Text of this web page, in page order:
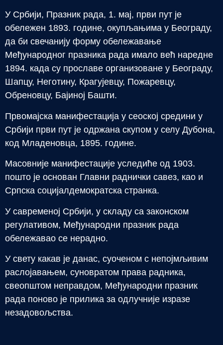
У Србији, Празник рада, 1. мај, први пут је
обележен 1893. године, окупљањима у Београду,
да би свечанију форму обележавање
Међународног празника рада имало већ наредне
1894. када су прославе организоване у Београду,
Шапцу, Неготину, Крагујевцу, Пожаревцу,
Обреновцу, Бајиној Башти.
Првомајска манифестација у сеоској средини у
Србији први пут је одржана скупом у селу Дубона,
код Младеновца, 1895. године.
Масовније манифестације уследиће од 1903.
пошто је основан Главни раднички савез, као и
Српска социјалдемократска странка.
У савременој Србији, у складу са законском
регулативом, Међународни празник рада
обележавао се нерадно.
У свету какав је данас, суоченом с непојмљивим
раслојавањем, суновратом права радника,
свеопштом неправдом, Међународни празник
рада поново је прилика за одлучније изразе
незадовољства.